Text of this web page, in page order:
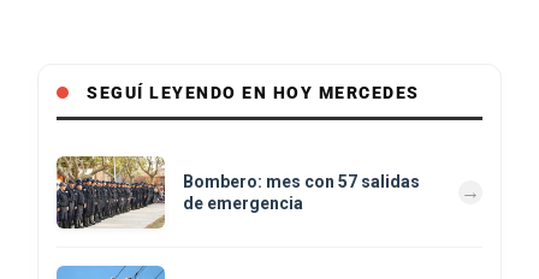
SEGUÍ LEYENDO EN HOY MERCEDES
Bombero: mes con 57 salidas
de emergencia